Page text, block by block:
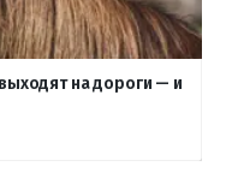
на дороги — и